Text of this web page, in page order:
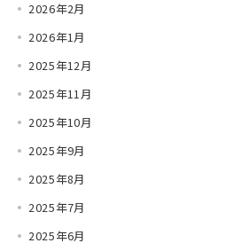
2026年2月
2026年1月
2025年12月
2025年11月
2025年10月
2025年9月
2025年8月
2025年7月
2025年6月